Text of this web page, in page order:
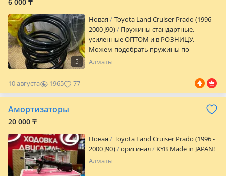
5
Новая
Toyota Land Cruiser Prado (1996 -
2000 J90)
Пружины стандартные,
усиленные ОПТОМ и в РОЗНИЦУ.
Можем подобрать пружины по
размерам. Доставка по всему РК.
Алматы
10 августа 1965 77
Амортизаторы
20 000 ₸
Новая
Toyota Land Cruiser Prado (1996 -
2000 J90)
оригинал
KYB Made in JAPAN!
Алматы